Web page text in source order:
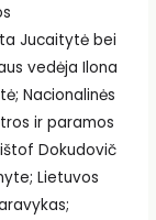
Jucaitytė bei
vedėja Ilona
Nacionalinės
ir paramos
Dokudovič
Lietuvos